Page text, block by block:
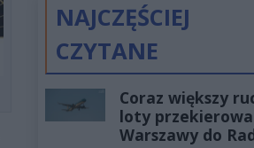
NAJCZĘŚCIEJ
CZYTANE
Coraz większy
loty
Warszawy do